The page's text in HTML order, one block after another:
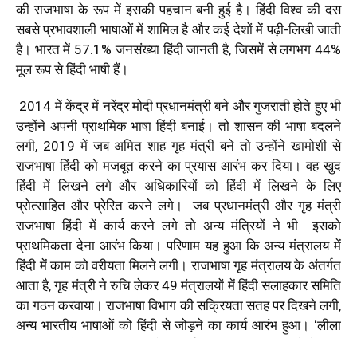
की राजभाषा के रूप में इसकी पहचान बनी हुई है। हिंदी विश्व की दस
सबसे प्रभावशाली भाषाओं में शामिल है और कई देशों में पढ़ी-लिखी जाती
है। भारत में 57.1% जनसंख्या हिंदी जानती है,जिसमें से लगभग44%
मूल रूप से हिंदी भाषी हैं।
2014 में केंद्र में नरेंद्र मोदी प्रधानमंत्री बने और गुजराती होते हुए भी
उन्होंने अपनी प्राथमिक भाषा हिंदी बनाई। तो शासन की भाषा बदलने
लगी, 2019 में जब अमित शाह गृह मंत्री बने तो उन्होंने खामोशी से
राजभाषा हिंदी को मजबूत करने का प्रयास आरंभ कर दिया। वह खुद
हिंदी में लिखने लगे और अधिकारियों को हिंदी में लिखने के लिए
प्रोत्साहित और प्रेरित करने लगे। जब प्रधानमंत्री और गृह मंत्री
राजभाषा हिंदी में कार्य करने लगे तो अन्य मंत्रियों ने भी इसको
प्राथमिकता देना आरंभ किया। परिणाम यह हुआ कि अन्य मंत्रालय में
हिंदी में काम को वरीयता मिलने लगी। राजभाषा गृह मंत्रालय के अंतर्गत
आता है,गृह मंत्री ने रुचि लेकर49 मंत्रालयों में हिंदी सलाहकार समिति
का गठन करवाया। राजभाषा विभाग की सक्रियता सतह पर दिखने लगी,
अन्य भारतीय भाषाओं को हिंदी से जोड़ने का कार्य आरंभ हुआ। ‘लीला